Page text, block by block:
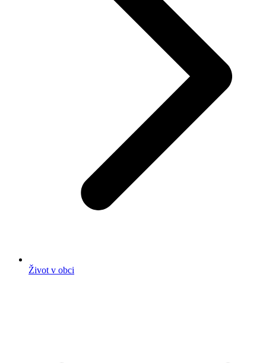
Život v obci